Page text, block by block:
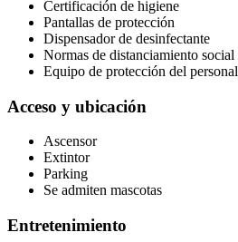
Certificación de higiene
Pantallas de protección
Dispensador de desinfectante
Normas de distanciamiento social
Equipo de protección del personal
Acceso y ubicación
Ascensor
Extintor
Parking
Se admiten mascotas
Entretenimiento